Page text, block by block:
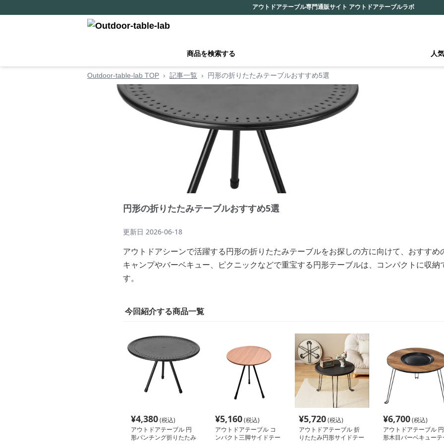
アウトドアテーブル専門通販サイト アウトドアテーブルラボ
商品を検索する 人
Outdoor-table-lab TOP › 記事一覧 › 円形の折りたたみテーブルおすすめ5選
円形の折りたたみテーブルおすすめ5選
更新日 2026-06-18
アウトドアシーンで活躍する円形の折りたたみテーブルをお探しの方に向けて、おすすめ
キャンプやバーベキュー、ピクニックなどで重宝する円形テーブルは、コンパクトに収
す。
今回紹介する商品一覧
¥4,380(税込)
アウトドアテーブル 円
形パンチング折りたたみ
¥5,160(税込)
アウトドアテーブル コ
ンパクト三脚サイドテー
¥5,720(税込)
アウトドアテーブル 折
りたたみ円形サイドテー
¥6,700(税込)
アウトドアテーブル 円
形木目バーベキューテ